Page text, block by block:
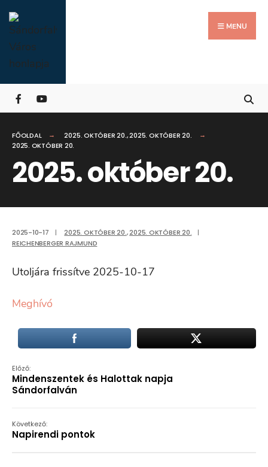
Skip
to
content
MENU
FŐOLDAL 2025. OKTÓBER 20.,2025. OKTÓBER 20.
2025. OKTÓBER 20.
2025. október 20.
2025-10-17 | 2025. OKTÓBER 20.,2025. OKTÓBER 20.
|
REICHENBERGER RAJMUND
Utoljára frissítve 2025-10-17
Meghívó
Előző:
Mindenszentek és Halottak napja
Sándorfalván
Következő:
Napirendi pontok
for:
Close